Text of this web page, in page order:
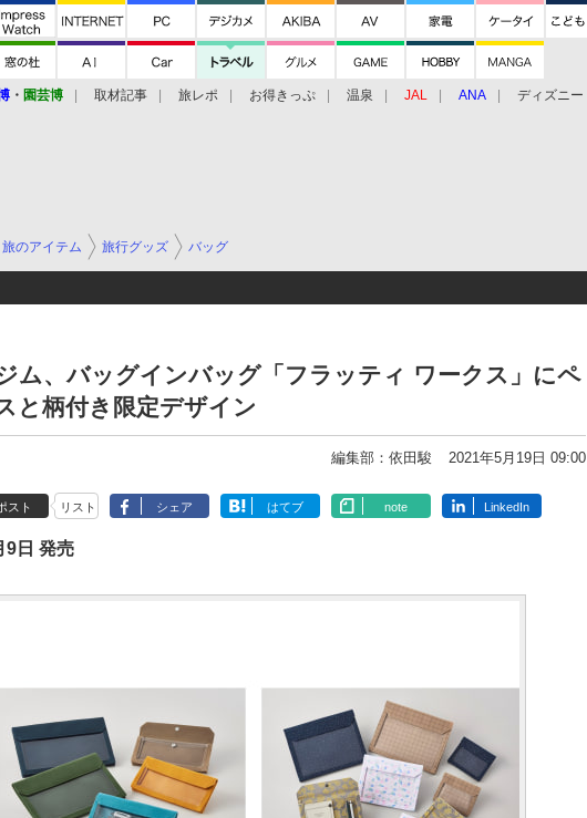
・ 園芸博 取材記事 旅レポ お得きっぷ 温泉 JAL ANA ディズニー
旅のアイテム 旅行グッズ バッグ
ム、バッグインバッグ「フラッティ ワークス」にペ
と柄付き限定デザイン
編集部：依田駿 2021年5月19日 09:00
スト リスト シェア はてブ note LinkedIn
9日 発売